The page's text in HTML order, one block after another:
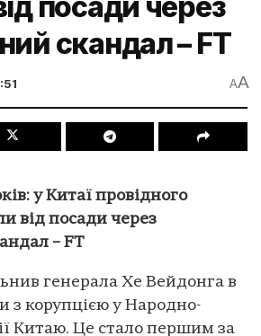
скандал – FT
AA
у Китаї провідного
від посади через
– FT
генерала Хе Вейдонга в
з корупцією у Народно-
Китаю. Це стало першим за